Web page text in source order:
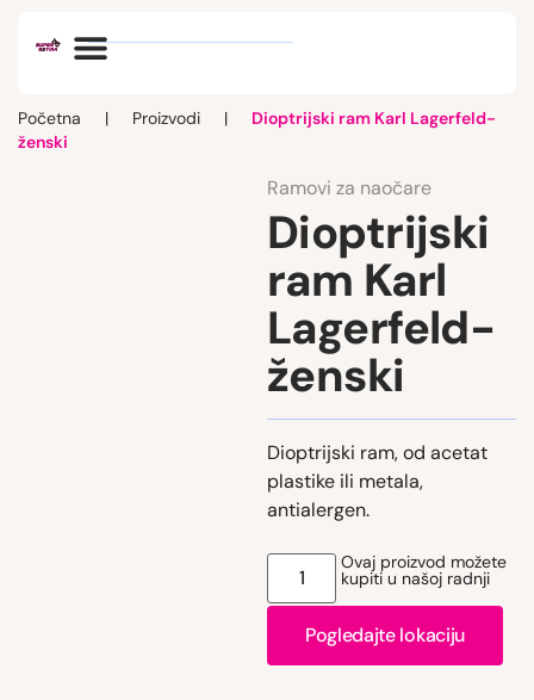
Početna | Proizvodi |
Dioptrijski ram Karl Lagerfeld-
ženski
Ramovi za naočare
Dioptrijski
ram Karl
Lagerfeld-
ženski
Dioptrijski ram, od acetat
plastike ili metala,
antialergen.
Ovaj proizvod možete
kupiti u našoj radnji
Pogledajte lokaciju